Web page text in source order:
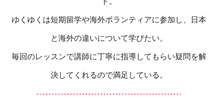
ゆくゆくは短期留学や海外ボランティアに参加し、日本
と海外の違いについて学びたい。
毎回のレッスンで講師に丁寧に指導してもらい疑問を解
決してくれるので満足している。